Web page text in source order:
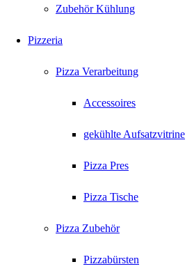
Zubehör Kühlung
Pizzeria
Pizza Verarbeitung
Accessoires
gekühlte Aufsatzvitrine
Pizza Pres
Pizza Tische
Pizza Zubehör
Pizzabürsten